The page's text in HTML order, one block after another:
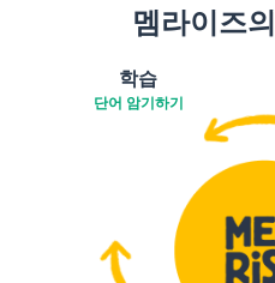
멤라이즈
학습
단어 암기하기